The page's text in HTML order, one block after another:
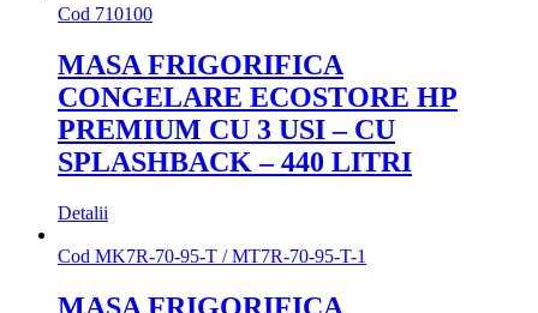
Cod 710100
MASA FRIGORIFICA
CONGELARE ECOSTORE HP
PREMIUM CU 3 USI – CU
SPLASHBACK – 440 LITRI
Detalii
Cod MK7R-70-95-T / MT7R-70-95-T-1
MASA FRIGORIFICA